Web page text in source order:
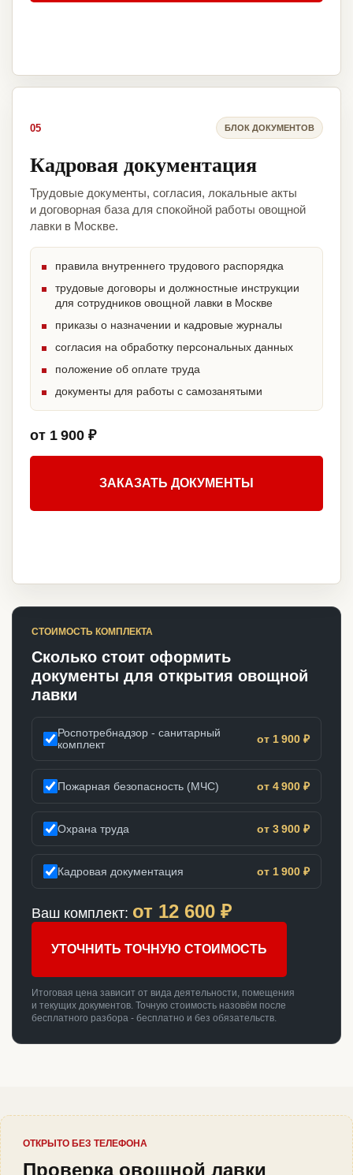
05 БЛОК ДОКУМЕНТОВ
Кадровая документация
Трудовые документы, согласия, локальные акты
и договорная база для спокойной работы овощной
лавки в Москве.
правила внутреннего трудового распорядка
трудовые договоры и должностные инструкции
для сотрудников овощной лавки в Москве
приказы о назначении и кадровые журналы
согласия на обработку персональных данных
положение об оплате труда
документы для работы с самозанятыми
от 1 900 ₽
ЗАКАЗАТЬ ДОКУМЕНТЫ
СТОИМОСТЬ КОМПЛЕКТА
Сколько стоит оформить
документы для открытия овощной
лавки
Роспотребнадзор - санитарный
комплект
от 1 900 ₽
Пожарная безопасность (МЧС) от 4 900 ₽
Охрана труда от 3 900 ₽
Кадровая документация от 1 900 ₽
Ваш комплект: от 12 600 ₽
УТОЧНИТЬ ТОЧНУЮ СТОИМОСТЬ
Итоговая цена зависит от вида деятельности, помещения
и текущих документов. Точную стоимость назовём после
бесплатного разбора - бесплатно и без обязательств.
ОТКРЫТО БЕЗ ТЕЛЕФОНА
Проверка овощной лавки